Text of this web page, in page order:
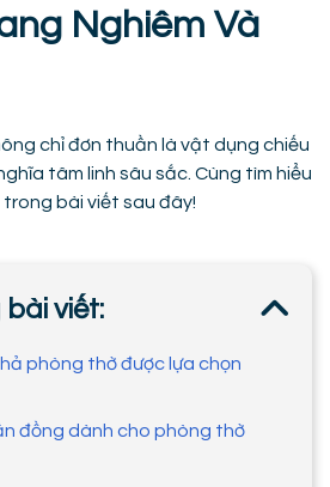
Nghiêm Và
chỉ đơn thuần là vật dụng chiếu
tâm linh sâu sắc. Cùng tìm hiểu
bài viết sau đây!
bài viết:
phòng thờ được lựa chọn
đồng dành cho phòng thờ